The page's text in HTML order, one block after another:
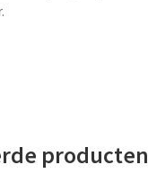
producten